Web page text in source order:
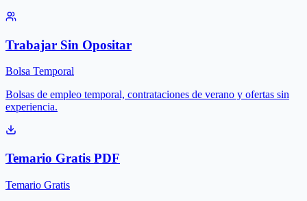
Trabajar Sin Opositar
Bolsa Temporal
Bolsas de empleo temporal, contrataciones de verano y ofertas sin
experiencia.
Temario Gratis PDF
Temario Gratis